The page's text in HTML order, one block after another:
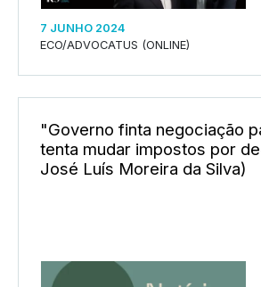
7 JUNHO 2024
ECO/ADVOCATUS (ONLINE)
"Governo finta negociação
tenta mudar impostos por
José Luís Moreira da Silva)